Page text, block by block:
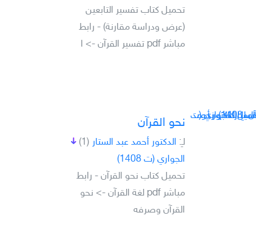
تحميل كتاب تفسير التابعين
(عرض ودراسة مقارنة) - رابط
مباشر pdf تفسير القرآن -> ا
نحو القرآن
(1) لـِ: الدكتور أحمد عبد الستار
الجواري (ت 1408)
تحميل كتاب نحو القرآن - رابط
مباشر pdf لغة القرآن -> نحو
القرآن وصرفه